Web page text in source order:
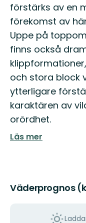
förstärks av en
förekomst av
Uppe på
finns också
och stora block
ytterligare
karaktären av
orördhet.
Läs mer
Väderprognos